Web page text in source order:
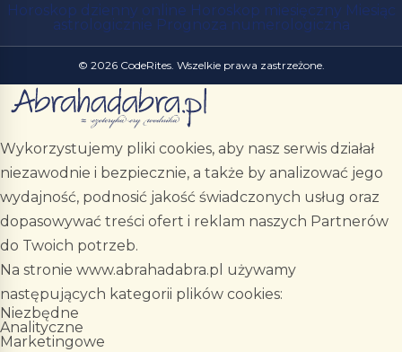
Horoskop dzienny online Horoskop miesięczny Miesiąc
astrologicznie Prognoza numerologiczna
© 2026 CodeRites. Wszelkie prawa zastrzeżone.
Wykorzystujemy pliki cookies, aby nasz serwis działał
niezawodnie i bezpiecznie, a także by analizować jego
wydajność, podnosić jakość świadczonych usług oraz
dopasowywać treści ofert i reklam naszych Partnerów
do Twoich potrzeb.
Na stronie www.abrahadabra.pl używamy
następujących kategorii plików cookies:
Niezbędne
Analityczne
Marketingowe